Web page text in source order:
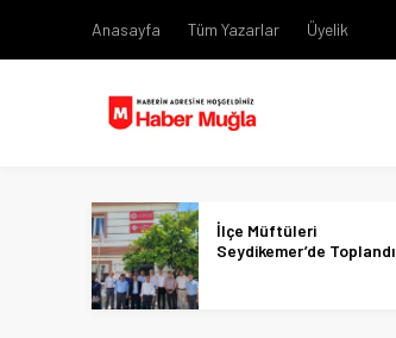
Anasayfa Tüm Yazarlar Üyelik
İlçe Müftüleri
Seydikemer’de Toplandı